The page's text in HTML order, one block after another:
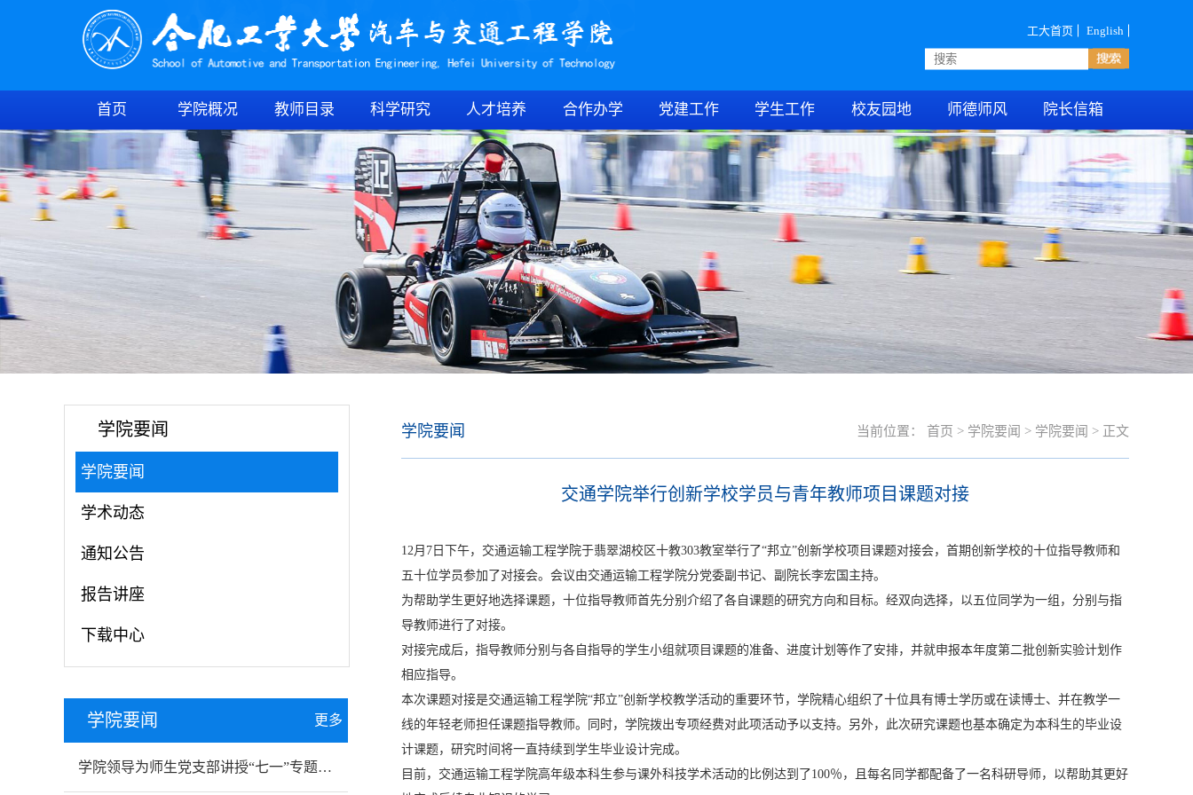
工大首页 English
首页 学院概况 教师目录 科学研究 人才培养 合作办学 党建工作 学生工作 校友园地 师德师风 院长信箱
学院要闻
学院要闻
学术动态
通知公告
报告讲座
下载中心
学院要闻 更多
学院领导为师生党支部讲授“七一”专题党课
学院要闻 当前位置： 首页 > 学院要闻 > 学院要闻 > 正文
交通学院举行创新学校学员与青年教师项目课题对接
12月7日下午，交通运输工程学院于翡翠湖校区十教303教室举行了“邦立”创新学校项目课题对接会，首期创新学校的十位指导教师和
五十位学员参加了对接会。会议由交通运输工程学院分党委副书记、副院长李宏国主持。
为帮助学生更好地选择课题，十位指导教师首先分别介绍了各自课题的研究方向和目标。经双向选择，以五位同学为一组，分别与指
导教师进行了对接。
对接完成后，指导教师分别与各自指导的学生小组就项目课题的准备、进度计划等作了安排，并就申报本年度第二批创新实验计划作
相应指导。
本次课题对接是交通运输工程学院“邦立”创新学校教学活动的重要环节，学院精心组织了十位具有博士学历或在读博士、并在教学一
线的年轻老师担任课题指导教师。同时，学院拨出专项经费对此项活动予以支持。另外，此次研究课题也基本确定为本科生的毕业设
计课题，研究时间将一直持续到学生毕业设计完成。
目前，交通运输工程学院高年级本科生参与课外科技学术活动的比例达到了100％，且每名同学都配备了一名科研导师，以帮助其更好